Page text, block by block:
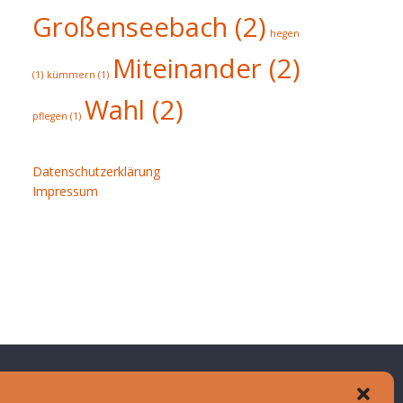
Großenseebach (2) hegen
(1) kümmern (1) Miteinander (2)
pflegen (1) Wahl (2)
Datenschutzerklärung
Impressum